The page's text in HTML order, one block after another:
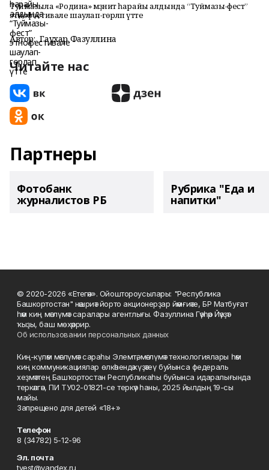
Туймазыла «Родина» мәҙәниәт һарайы алдында “Туймазы-фест”
этнофестивале шаулап-гөрләп үтте
Автор: Гаухар Фазуллина
Читайте нас
Партнеры
Фотобанк
журналистов РБ
Рубрика "Еда и
напитки"
© 2020-2026 «Етегән». Ойоштороусылары: "Республика
Башкортостан" нәшриәт йорто акционерҙар йәмғиәте, БР Матбуғат
һәм киң мәғлүмәт саралары агентлығы. Фазуллина Гәүһәр Йәүҙәт
ҡыҙы, баш мөхәррир.
Об использовании персональных данных
Киң-күләм мәғлүмәт сараһы Элемтә, мәғлүмәт технологиялары һәм
киң коммуникациялар өлкәһендә күҙәтеү буйынса федераль
хеҙмәттең Башҡортостан Республикаһы буйынса идаралығында
теркәлгән, ПИ ТУ02-01821-се теркәү һаны, 2025 йылдың 19-сы
майы.
Запрещено для детей «18+»
Телефон
8 (34782) 5-12-96
Эл. почта
tvest@yandex.ru